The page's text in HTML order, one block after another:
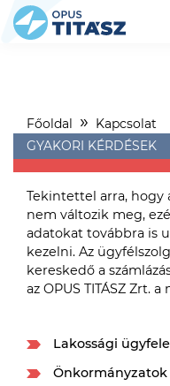
Főoldal
Kapcsolat
GYAKORI KÉRDÉSEK
Tekintettel arra, hogy
nem változik meg,
adatokat továbbra is
kezelni. Az
kereskedő a
az OPUS TITÁSZ Zrt.
Lakossági
Önkormányzatok